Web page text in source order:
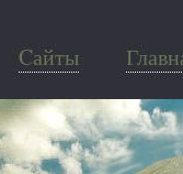
Cайты